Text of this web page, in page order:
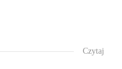
Czytaj